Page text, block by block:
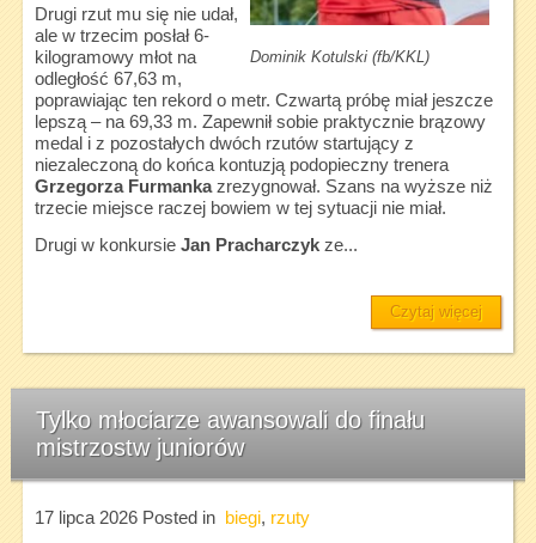
Dominik Kotulski (fb/KKL)
Drugi rzut mu się nie udał,
ale w trzecim posłał 6-
kilogramowy młot na
odległość 67,63 m,
poprawiając ten rekord o metr. Czwartą próbę miał jeszcze
lepszą – na 69,33 m. Zapewnił sobie praktycznie brązowy
medal i z pozostałych dwóch rzutów startujący z
niezaleczoną do końca kontuzją podopieczny trenera
Grzegorza Furmankazrezygnował. Szans na wyższe niż
trzecie miejsce raczej bowiem w tej sytuacji nie miał.
Drugi w konkursie Jan Pracharczykze...
Czytaj więcej
Tylko młociarze awansowali do finału
mistrzostw juniorów
17 lipca 2026Posted in biegi, rzuty